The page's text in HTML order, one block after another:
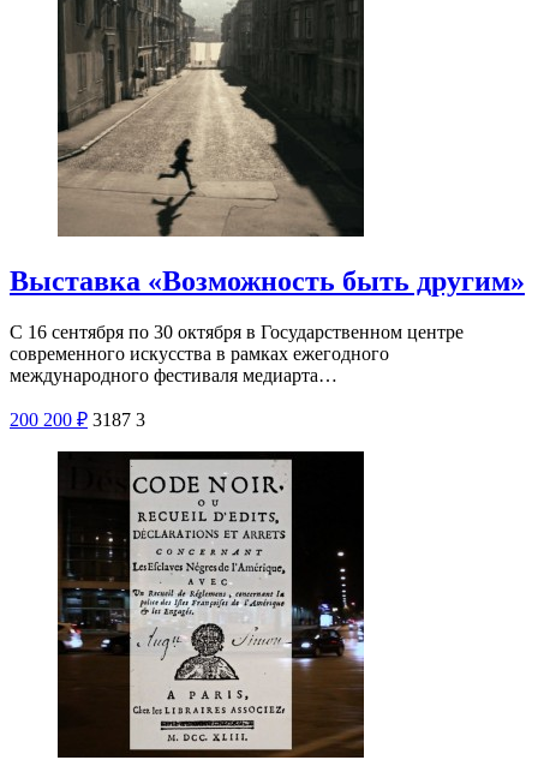
Выставка «Возможность быть другим»
С 16 сентября по 30 октября в Государственном центре
современного искусства в рамках ежегодного
международного фестиваля медиарта…
200 200 ₽ 3187 3